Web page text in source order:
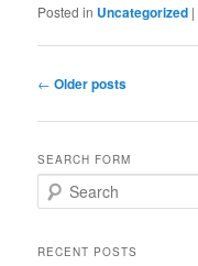
Posted in Uncategorized |
Post
← Older posts
SEARCH FORM
e
rRECENT POSTS